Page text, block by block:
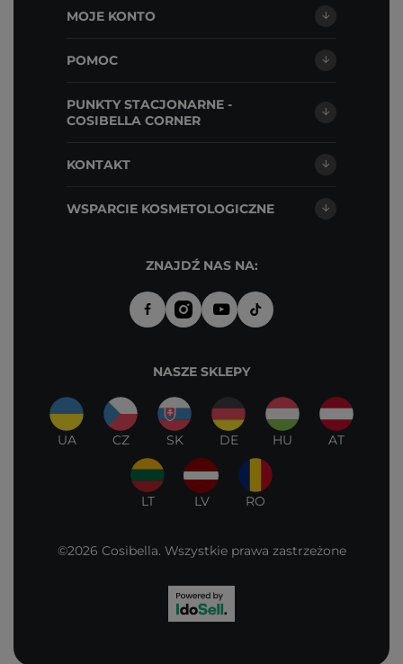
MOJE KONTO
POMOC
PUNKTY STACJONARNE -
COSIBELLA CORNER
KONTAKT
WSPARCIE KOSMETOLOGICZNE
ZNAJDŹ NAS NA:
NASZE SKLEPY
UA CZ SK DE HU AT
LT LV RO
©2026 Cosibella. Wszystkie prawa zastrzeżone